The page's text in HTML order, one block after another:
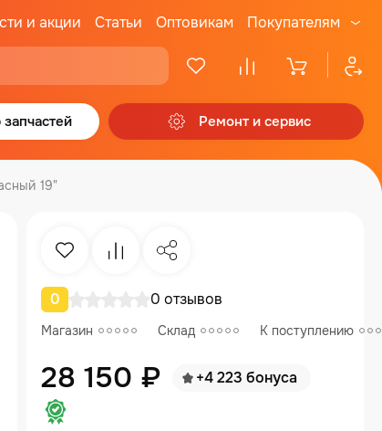
и акции Статьи Оптовикам Покупателям
Ремонт и сервис
19"
ИзбранноеСравнениеПоделиться
0 0 отзывов
Магазин Склад К поступлению
28 150 ₽ +4 223 бонуса